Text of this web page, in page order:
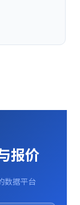
报价
数据平台